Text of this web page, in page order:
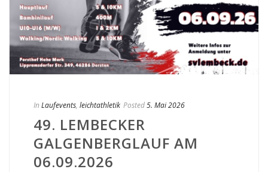
In Laufevents, leichtathletik Posted5. Mai 2026
49. LEMBECKER
GALGENBERGLAUF AM
06.09.2026